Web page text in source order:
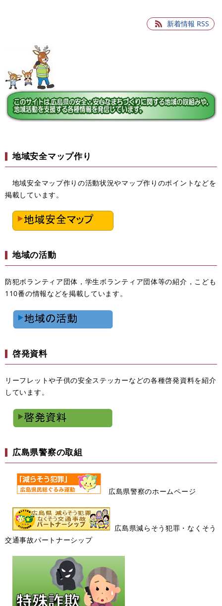
新着情報 RSS
地域安全マップ作り
地域安全マップ作りの活動状況やマップ作りのポイントなどを
掲載しています。
地域の活動
防犯ボランティア団体，学生ボランティア団体等の紹介，こども
110番の情報などを掲載しています。
啓発資料
リーフレットや子供の安全ステッカーなどの各種啓発資料を紹介
しています。
広島県警察の取組
広島県警察のホームページ
広島県減らそう犯罪・なくそう
交通事故パートナーシップ